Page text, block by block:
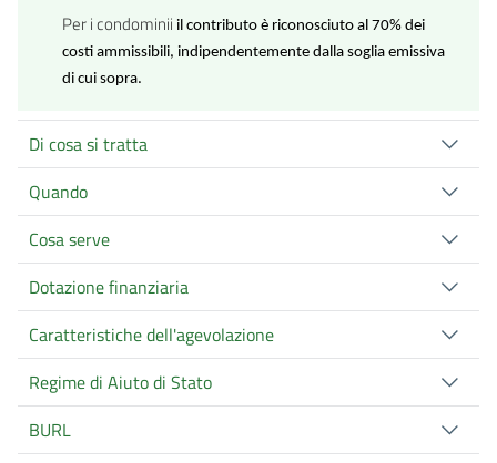
Per i condominii il contributo è riconosciuto al 70% dei
costi ammissibili, indipendentemente dalla soglia emissiva
di cui sopra.
Di cosa si tratta
Quando
Cosa serve
Dotazione finanziaria
Caratteristiche dell'agevolazione
Regime di Aiuto di Stato
BURL